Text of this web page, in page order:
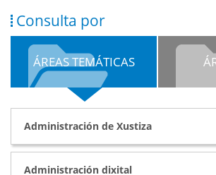
Consulta por
ÁREAS TEMÁTICAS
Administración de Xustiza
Administración dixital